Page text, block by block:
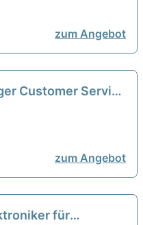
zum Angebot
Customer Service
(m/w/d)
zum Angebot
für